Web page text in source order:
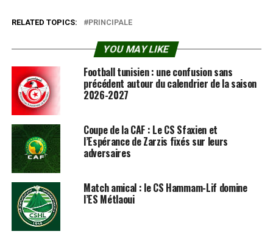
RELATED TOPICS: PRINCIPALE
YOU MAY LIKE
Football tunisien : une confusion sans
précédent autour du calendrier de la saison
2026-2027
Coupe de la CAF : Le CS Sfaxien et
l’Espérance de Zarzis fixés sur leurs
adversaires
Match amical : le CS Hammam-Lif domine
l’ES Métlaoui